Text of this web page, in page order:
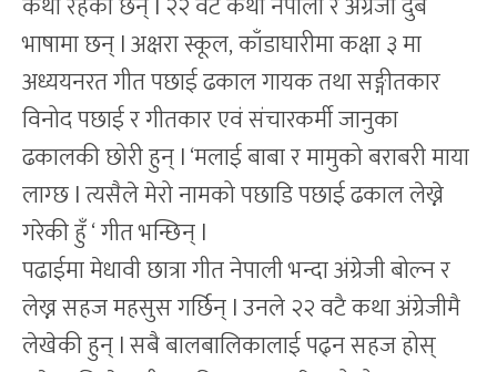
भाषामा छन् l अक्षरा स्कूल, काँडाघारीमा कक्षा ३ मा
अध्ययनरत गीत पछाई ढकाल गायक तथा सङ्गीतकार
विनोद पछाई र गीतकार एवं संचारकर्मी जानुका
ढकालकी छोरी हुन् l ‘मलाई बाबा र मामुको बराबरी माया
लाग्छ l त्यसैले मेरो नामको पछाडि पछाई ढकाल लेख्ने
गरेकी हुँ ‘ गीत भन्छिन् l
पढाईमा मेधावी छात्रा गीत नेपाली भन्दा अंग्रेजी बोल्न र
लेख्न सहज महसुस गर्छिन् l उनले २२ वटै कथा अंग्रेजीमै
लेखेकी हुन् l सबै बालबालिकालाई पढ्न सहज होस्